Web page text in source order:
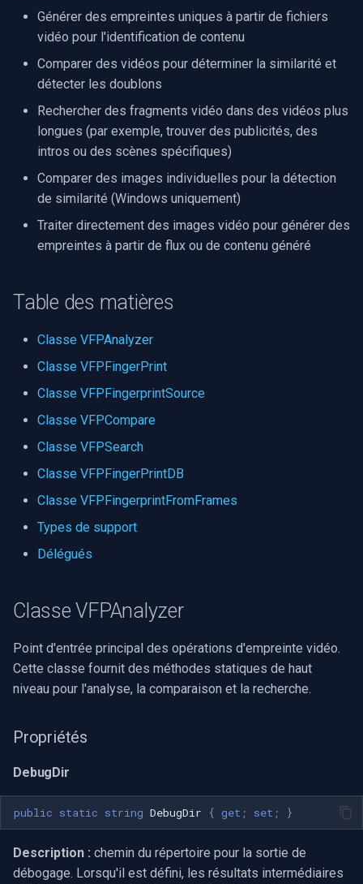
Effets audio
IA
Unity
Utilisation du serveur MCP
Extraits de code
Envoi des journaux
Sources vidéo
Guides
Tutoriels vidéo
Vision par ordinateur
Logiciels tiers
Détection de mouvement
Traitement audio
Encodeurs vidéo
Décodeurs vidéo
Encodeurs audio
Visualiseurs audio
Puits
NVIDIA
AMA
AWS
Spécifique à Linux
Video Edit SDK
Video Edit SDK FFmpeg
Déploiement
Configuration requise
Matrice des plateformes
Migration from v15
Guides des marques de
Ubiquiti
Foscam
TP-Link
Vivotek
Panasonic / i-PRO
Sony
ACTi
FLIR / Teledyne
Arecont Vision
JVC
Méthodes
Classe VFPFingerprintSource
Constructeur
Propriétés
Exemples
Classe VFPCompare
Classe VFPSearch
Méthodes
Propriétés
Classe
VFPFingerprintFromFrames
Constructeur
Méthodes
Types de support
VFPCompareData
VFPProgressCallback
MMT Live Syntonisation radio FM/TV
Réglages matériels
Capture MPEG-2
Diffusion réseau (WMV)
Redimensionner/rogner
Capture d'écran
Installation
Filtres source FFmpeg
Générer des empreintes uniques à partir de fichiers
vidéo pour l'identification de contenu
Comparer des vidéos pour déterminer la similarité et
détecter les doublons
Rechercher des fragments vidéo dans des vidéos plus
longues (par exemple, trouver des publicités, des
intros ou des scènes spécifiques)
Comparer des images individuelles pour la détection
de similarité (Windows uniquement)
Traiter directement des images vidéo pour générer des
empreintes à partir de flux ou de contenu généré
Table des matières
Classe VFPAnalyzer
Classe VFPFingerPrint
Classe VFPFingerprintSource
Classe VFPCompare
Classe VFPSearch
Classe VFPFingerPrintDB
Classe VFPFingerprintFromFrames
Types de support
Délégués
Classe VFPAnalyzer
Point d'entrée principal des opérations d'empreinte vidéo.
Cette classe fournit des méthodes statiques de haut
niveau pour l'analyse, la comparaison et la recherche.
Propriétés
DebugDir
public static string DebugDir { get ; set ; }
Description : chemin du répertoire pour la sortie de
débogage. Lorsqu'il est défini, les résultats intermédiaires